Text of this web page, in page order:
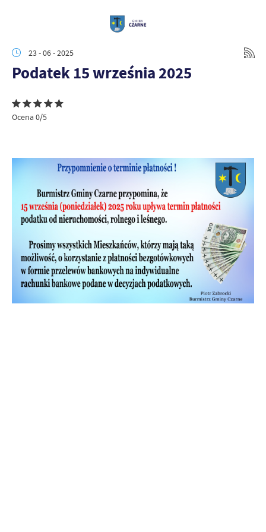
23 - 06 - 2025
Podatek 15 września 2025
Ocena 0/5